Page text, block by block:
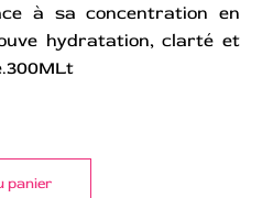
à sa concentration en
hydratation, clarté et
panier